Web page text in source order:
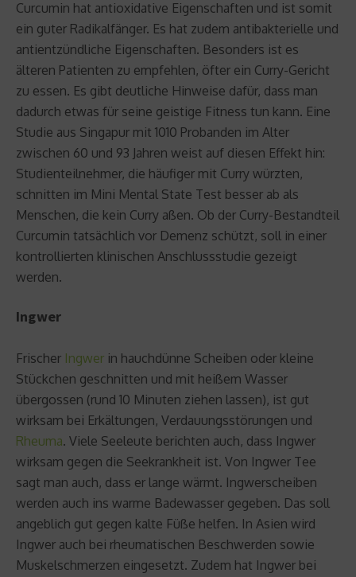
Curcumin hat antioxidative Eigenschaften und ist somit
ein guter Radikalfänger. Es hat zudem antibakterielle und
antientzündliche Eigenschaften. Besonders ist es
älteren Patienten zu empfehlen, öfter ein Curry-Gericht
zu essen. Es gibt deutliche Hinweise dafür, dass man
dadurch etwas für seine geistige Fitness tun kann. Eine
Studie aus Singapur mit 1010 Probanden im Alter
zwischen 60 und 93 Jahren weist auf diesen Effekt hin:
Studienteilnehmer, die häufiger mit Curry würzten,
schnitten im Mini Mental State Test besser ab als
Menschen, die kein Curry aßen. Ob der Curry-Bestandteil
Curcumin tatsächlich vor Demenz schützt, soll in einer
kontrollierten klinischen Anschlussstudie gezeigt
werden.
Ingwer
Frischer Ingwer in hauchdünne Scheiben oder kleine
Stückchen geschnitten und mit heißem Wasser
übergossen (rund 10 Minuten ziehen lassen), ist gut
wirksam bei Erkältungen, Verdauungsstörungen und
Rheuma. Viele Seeleute berichten auch, dass Ingwer
wirksam gegen die Seekrankheit ist. Von Ingwer Tee
sagt man auch, dass er lange wärmt. Ingwerscheiben
werden auch ins warme Badewasser gegeben. Das soll
angeblich gut gegen kalte Füße helfen. In Asien wird
Ingwer auch bei rheumatischen Beschwerden sowie
Muskelschmerzen eingesetzt. Zudem hat Ingwer bei